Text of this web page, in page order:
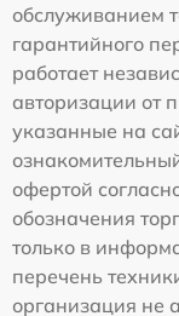
обслуживанием
гарантийного
работает
авторизации от
указанные на
офертой
обозначения
только в
перечень
организация не